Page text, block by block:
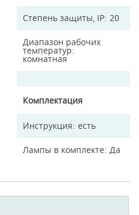
Степень защиты, IP 20
Диапазон рабочих
температур
комнатная
Комплектация
Инструкция есть
Лампы в комплекте Да